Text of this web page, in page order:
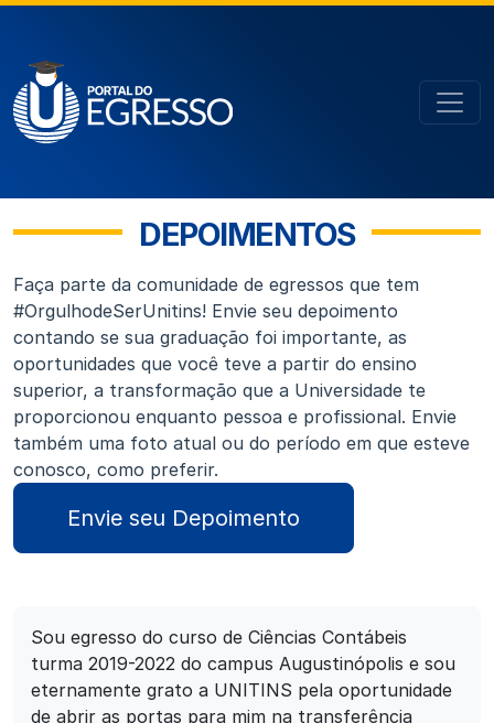
DEPOIMENTOS
Faça parte da comunidade de egressos que tem
#OrgulhodeSerUnitins! Envie seu depoimento
contando se sua graduação foi importante, as
oportunidades que você teve a partir do ensino
superior, a transformação que a Universidade te
proporcionou enquanto pessoa e profissional. Envie
também uma foto atual ou do período em que esteve
conosco, como preferir.
Envie seu Depoimento
Sou egresso do curso de Ciências Contábeis
turma 2019-2022 do campus Augustinópolis e sou
eternamente grato a UNITINS pela oportunidade
de abrir as portas para mim na transferência